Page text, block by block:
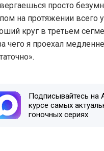
просто
на протяжении всего
круг в третьем
чего я проехал
Подписывайтесь на
курсе самых
гоночных сериях